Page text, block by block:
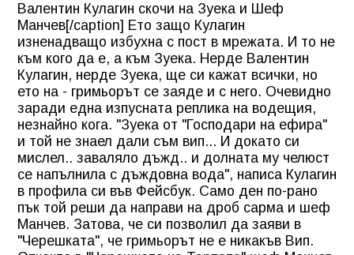
Валентин Кулагин скочи на Зуека и Шеф
Манчев[/caption] Ето защо Кулагин
изненадващо избухна с пост в мрежата. И то не
към кого да е, а към Зуека. Нерде Валентин
Кулагин, нерде Зуека, ще си кажат всички, но
ето на - гримьорът се заяде и с него. Очевидно
заради една изпусната реплика на водещия,
незнайно кога. "Зуека от "Господари на ефира"
и той не знаел дали съм вип... И докато си
мислел.. заваляло дъжд.. и долната му челюст
се напълнила с дъждовна вода", написа Кулагин
в профила си във Фейсбук. Само ден по-рано
пък той реши да направи на дроб сарма и шеф
Манчев. Затова, че си позволил да заяви в
"Черешката", че гримьорът не е никакъв Вип.